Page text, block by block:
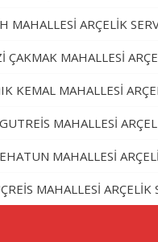
MAHALLESİ ARÇELİK
ÇAKMAK MAHALLESİ
KEMAL MAHALLESİ
MAHALLESİ
MAHALLESİ
MAHALLESİ ARÇELİK